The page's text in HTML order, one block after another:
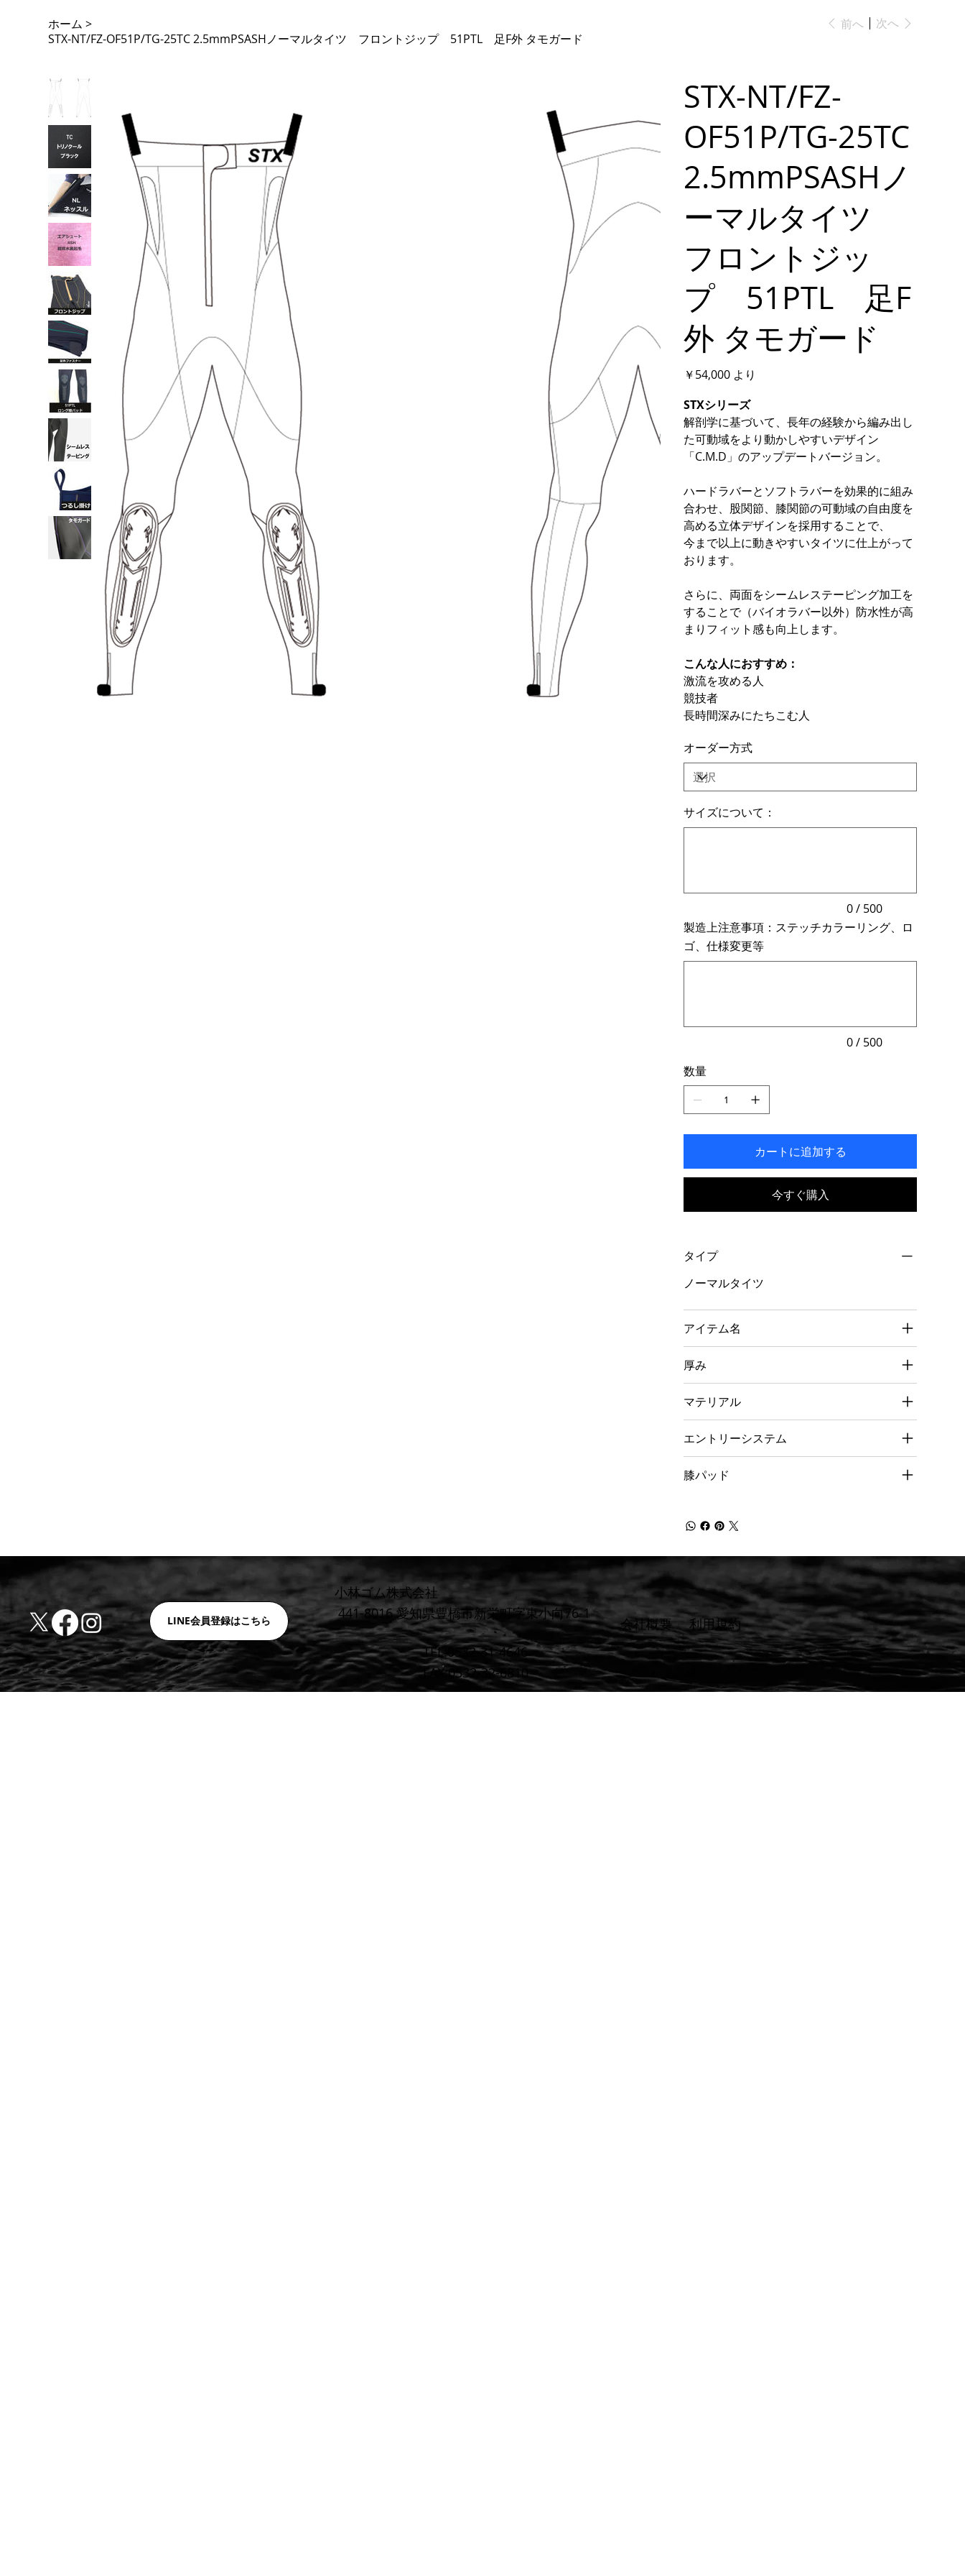
ホーム >
STX-NT/FZ-OF51P/TG-25TC 2.5mmPSASHノーマルタイツ フロントジップ 51PTL 足F外 タモガード
前へ 次へ
STX-NT/FZ-
OF51P/TG-25TC
2.5mmPSASHノ
ーマルタイツ
フロントジッ
プ 51PTL 足F
外 タモガード
価
格
￥54,000 より
STXシリーズ
解剖学に基づいて、長年の経験から編み出し
た可動域をより動かしやすいデザイン
「C.M.D」のアップデートバージョン。
ハードラバーとソフトラバーを効果的に組み
合わせ、股関節、膝関節の可動域の自由度を
高める立体デザインを採用することで、
今まで以上に動きやすいタイツに仕上がって
おります。
さらに、両面をシームレステーピング加工を
することで（バイオラバー以外）防水性が高
まりフィット感も向上します。
こんな人におすすめ：
激流を攻める人
競技者
長時間深みにたちこむ人
オーダー方式
サイズについて：
入
き
ま
す。
0 / 500
製造上注意事項：ステッチカラーリング、ロ
ゴ、仕様変更等
入
ま
す。
0 / 500
数量
カートに追加する
今すぐ購入
タイプ
ノーマルタイツ
アイテム名
厚み
マテリアル
エントリーシステム
膝パッド
LINE会員登録はこちら
小林ゴム株式会社
441-8016 愛知県豊橋市新栄町字東小向76-1
TEL:0532-31-4646
FAX:0532-32-6810
​会社概要 ​利用規約